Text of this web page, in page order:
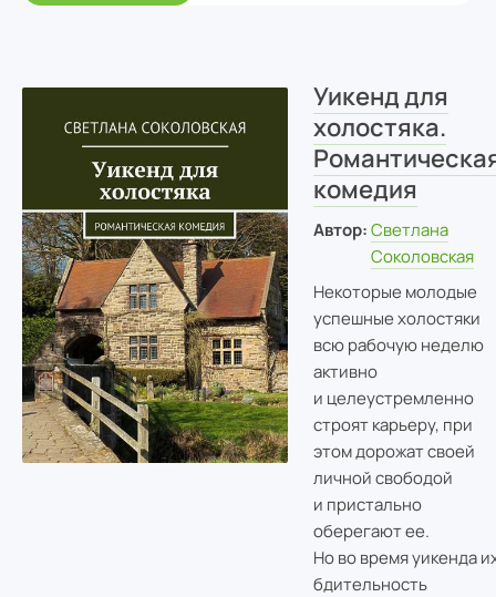
Уикенд для
холостяка.
комедия
Автор: Светлана
Соколовская
Некоторые молодые
успешные холостяки
всю рабочую неделю
активно
и целеустремленно
строят карьеру, при
этом дорожат своей
личной свободой
и пристально
оберегают ее.
Но во время уикенда
бдительность